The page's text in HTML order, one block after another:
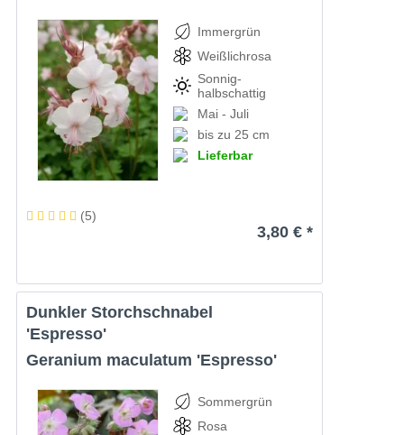
Immergrün
Weißlichrosa
Sonnig-
halbschattig
Mai - Juli
bis zu 25 cm
Lieferbar
(5)
3,80 € *
Dunkler Storchschnabel
'Espresso'
Geranium maculatum 'Espresso'
Sommergrün
Rosa